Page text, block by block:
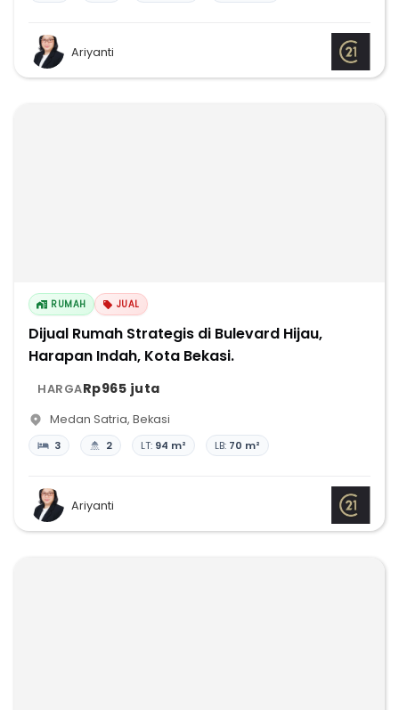
Ariyanti
RUMAH JUAL
Dijual Rumah Strategis di Bulevard Hijau,
Harapan Indah, Kota Bekasi.
HARGARp965 juta
Medan Satria, Bekasi
3 2 LT: 94 m² LB: 70 m²
Ariyanti